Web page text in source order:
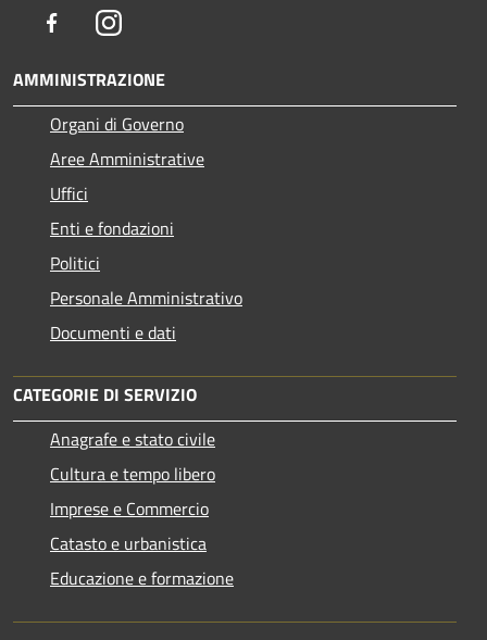
FacebookInstagram
AMMINISTRAZIONE
Organi di Governo
Aree Amministrative
Uffici
Enti e fondazioni
Politici
Personale Amministrativo
Documenti e dati
CATEGORIE DI SERVIZIO
Anagrafe e stato civile
Cultura e tempo libero
Imprese e Commercio
Catasto e urbanistica
Educazione e formazione